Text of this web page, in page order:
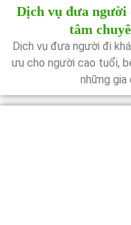
Dịch vụ đưa người
tâm
Dịch vụ đưa người đi
ưu cho người cao tuổi,
những gia